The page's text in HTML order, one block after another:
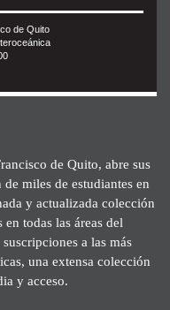
de Quito
de Quito, abre sus
miles de estudiantes en
y actualizada colección
todas las áreas del
a las más
una extensa colección
y acceso.